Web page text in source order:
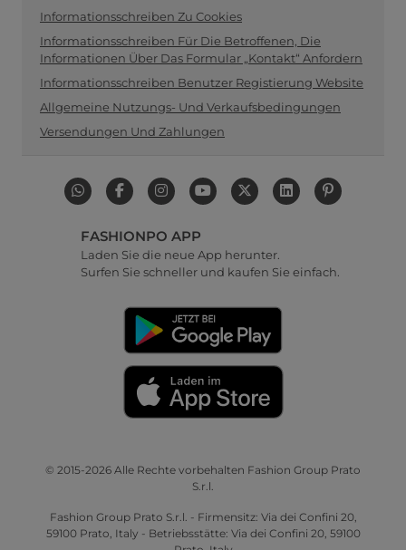
Informationsschreiben Zu Cookies
Informationsschreiben Für Die Betroffenen, Die
Informationen Über Das Formular „Kontakt“ Anfordern
Informationsschreiben Benutzer Registierung Website
Allgemeine Nutzungs- Und Verkaufsbedingungen
Versendungen Und Zahlungen
FASHIONPO APP
Laden Sie die neue App herunter.
Surfen Sie schneller und kaufen Sie einfach.
© 2015-2026 Alle Rechte vorbehalten Fashion Group Prato
S.r.l.
Fashion Group Prato S.r.l. - Firmensitz: Via dei Confini 20,
59100 Prato, Italy - Betriebsstätte: Via dei Confini 20, 59100